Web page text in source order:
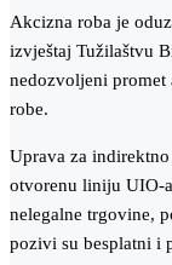
Akcizna roba je
izvještaj Tužilaštvu
nedozvoljeni
robe.
Uprava za
otvorenu liniju UIO-
nelegalne trgovine,
pozivi su besplatni i